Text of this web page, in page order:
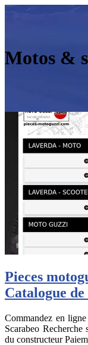
Motos &
Pieces
Catalogue
Commandez en
Scarabeo
du constructeur